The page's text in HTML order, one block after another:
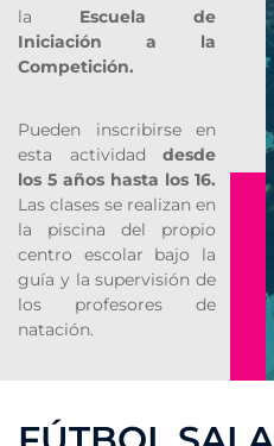
la Escuela de
Iniciación a la
Competición.
Pueden inscribirse en
esta actividaddesde
los 5 años hasta los 16.
Las clases se realizan en
la piscina del propio
centro escolar bajo la
guía y la supervisión de
los profesores de
natación.